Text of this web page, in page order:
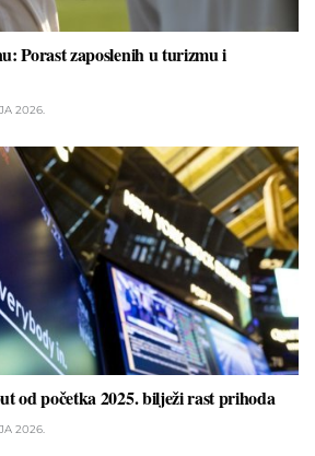
Porast zaposlenih u turizmu i
2026.
od početka 2025. bilježi rast prihoda
2026.